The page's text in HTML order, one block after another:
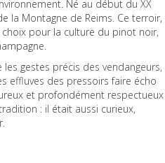
Né au début du XX
la Montagne de Reims. Ce terroir,
pour la culture du pinot noir,
gestes précis des vendangeurs,
effluves des pressoirs faire écho
et profondément respectueux
: il était aussi curieux,